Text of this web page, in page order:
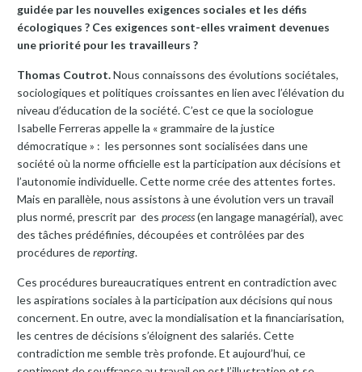
guidée par les nouvelles exigences sociales et les défis
écologiques ? Ces exigences sont-elles vraiment devenues
une priorité pour les travailleurs ?
Thomas Coutrot.Nous connaissons des évolutions sociétales,
sociologiques et politiques croissantes en lien avec l’élévation du
niveau d’éducation de la société. C’est ce que la sociologue
Isabelle Ferreras appelle la « grammaire de la justice
démocratique » : les personnes sont socialisées dans une
société où la norme officielle est la participation aux décisions et
l’autonomie individuelle. Cette norme crée des attentes fortes.
Mais en parallèle, nous assistons à une évolution vers un travail
plus normé, prescrit par des process(en langage managérial), avec
des tâches prédéfinies, découpées et contrôlées par des
procédures dereporting.
Ces procédures bureaucratiques entrent en contradiction avec
les aspirations sociales à la participation aux décisions qui nous
concernent. En outre, avec la mondialisation et la financiarisation,
les centres de décisions s’éloignent des salariés. Cette
contradiction me semble très profonde. Et aujourd’hui, ce